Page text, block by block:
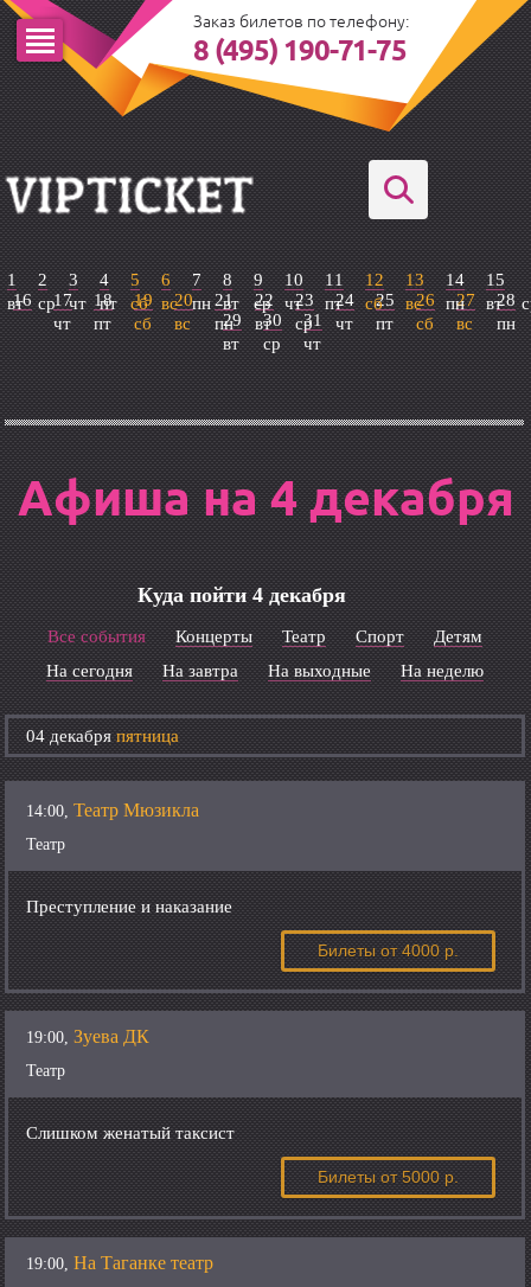
Заказ билетов по телефону:
8 (495) 190-71-75
вт
1
ср
2
чт
3
пт
4
сб
5
вс
6
пн
7
вт
8
ср
9
чт
10
пт
11
сб
12
вс
13
пн
14
вт
15
16
чт
17
пт
18
сб
19
вс
20
пн
21
вт
22
ср
23
чт
24
пт
25
сб
26
вс
27
пн
28
вт
29
ср
30
чт
31
Афиша на 4 декабря
Куда пойти 4 декабря
Все события Концерты Театр Спорт
Детям
На сегодня
На завтра На выходные На неделю
04 декабряпятница
14:00,Театр Мюзикла
Театр
Преступление и наказание
Билеты от 4000 р.
19:00,Зуева ДК
Театр
Слишком женатый таксист
Билеты от 5000 р.
19:00,На Таганке театр